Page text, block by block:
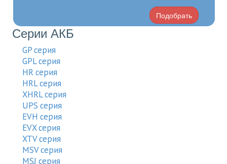
Подобрать
Серии АКБ
GP серия
GPL серия
HR серия
HRL серия
XHRL серия
UPS серия
EVH серия
EVX серия
XTV cерия
MSV серия
MSJ серия